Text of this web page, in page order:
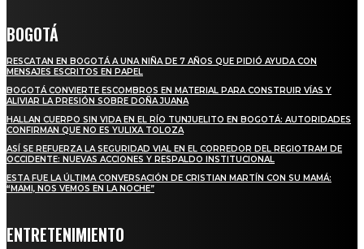
BOGOTÁ
RESCATAN EN BOGOTÁ A UNA NIÑA DE 7 AÑOS QUE PIDIÓ AYUDA CON
MENSAJES ESCRITOS EN PAPEL
BOGOTÁ CONVIERTE ESCOMBROS EN MATERIAL PARA CONSTRUIR VÍAS Y
ALIVIAR LA PRESIÓN SOBRE DOÑA JUANA
HALLAN CUERPO SIN VIDA EN EL RÍO TUNJUELITO EN BOGOTÁ: AUTORIDADES
CONFIRMAN QUE NO ES YULIXA TOLOZA
ASÍ SE REFUERZA LA SEGURIDAD VIAL EN EL CORREDOR DEL REGIOTRAM DE
OCCIDENTE: NUEVAS ACCIONES Y RESPALDO INSTITUCIONAL
ESTA FUE LA ÚLTIMA CONVERSACIÓN DE CRISTIAN MARTÍN CON SU MAMÁ:
“MAMI, NOS VEMOS EN LA NOCHE”
ENTRETENIMIENTO